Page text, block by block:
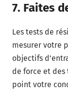
7. Faites
Les tests de
mesurer votre
objectifs
de force et
point votre